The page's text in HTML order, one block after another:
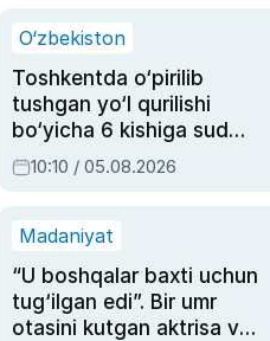
O‘zbekiston
Toshkentda o‘pirilib
tushgan yo‘l qurilishi
bo‘yicha 6 kishiga sud
hukmi o‘qildi
10:10 / 05.08.2026
Madaniyat
“U boshqalar baxti uchun
tug‘ilgan edi”. Bir umr
otasini kutgan aktrisa va